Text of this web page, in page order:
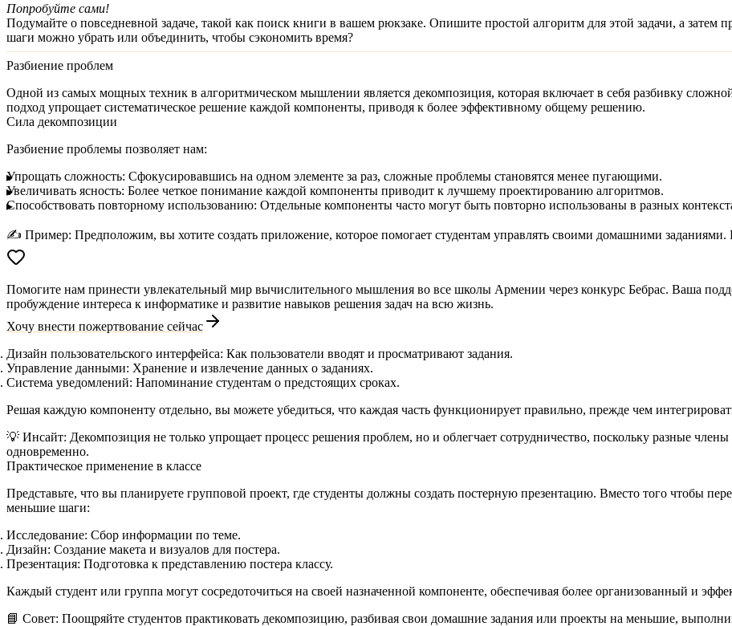
Попробуйте сами!
Подумайте о повседневной задаче, такой как поиск книги в вашем рюкзаке. Опишите простой алгоритм для этой задачи, а затем
шаги можно убрать или объединить, чтобы сэкономить время?
Разбиение проблем
Одной из самых мощных техник в алгоритмическом мышлении является декомпозиция, которая включает в себя разбивку
подход упрощает систематическое решение каждой компоненты, приводя к более эффективному общему решению.
Сила декомпозиции
Разбиение проблемы позволяет нам:
Упрощать сложность: Сфокусировавшись на одном элементе за раз, сложные проблемы становятся менее пугающими.
Увеличивать ясность: Более четкое понимание каждой компоненты приводит к лучшему проектированию алгоритмов.
Способствовать повторному использованию: Отдельные компоненты часто могут быть повторно использованы в разных
✍️ Пример: Предположим, вы хотите создать приложение, которое помогает студентам управлять своими домашними
Помогите нам принести увлекательный мир вычислительного мышления во все школы Армении через конкурс Бебрас. Ваша
пробуждение интереса к информатике и развитие навыков решения задач на всю жизнь.
Хочу внести пожертвование сейчас
Дизайн пользовательского интерфейса: Как пользователи вводят и просматривают задания.
Управление данными: Хранение и извлечение данных о заданиях.
Система уведомлений: Напоминание студентам о предстоящих сроках.
Решая каждую компоненту отдельно, вы можете убедиться, что каждая часть функционирует правильно, прежде чем
💡 Инсайт: Декомпозиция не только упрощает процесс решения проблем, но и облегчает сотрудничество, поскольку разные
одновременно.
Практическое применение в классе
Представьте, что вы планируете групповой проект, где студенты должны создать постерную презентацию. Вместо того чтобы
меньшие шаги:
Исследование: Сбор информации по теме.
Дизайн: Создание макета и визуалов для постера.
Презентация: Подготовка к представлению постера классу.
Каждый студент или группа могут сосредоточиться на своей назначенной компоненте, обеспечивая более организованный и
📘 Совет: Поощряйте студентов практиковать декомпозицию, разбивая свои домашние задания или проекты на меньшие,